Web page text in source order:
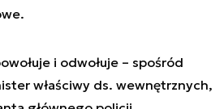
i odwołuje – spośród
właściwy ds. wewnętrznych,